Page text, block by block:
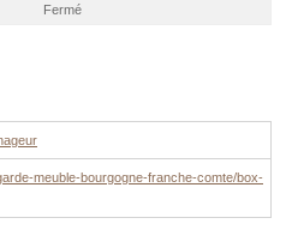
Fermé
meuble-bourgogne-franche-comte/box-